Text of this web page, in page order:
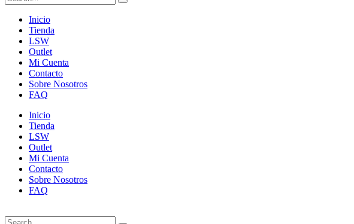
Inicio
Tienda
LSW
Outlet
Mi Cuenta
Contacto
Sobre Nosotros
FAQ
Inicio
Tienda
LSW
Outlet
Mi Cuenta
Contacto
Sobre Nosotros
FAQ